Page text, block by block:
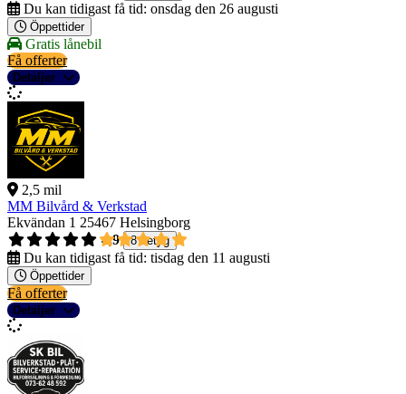
Du kan tidigast få tid: onsdag den 26 augusti
Öppettider
Gratis lånebil
Få offerter
Detaljer
2,5 mil
MM Bilvård & Verkstad
Ekvändan 1 25467 Helsingborg
4,9
8 betyg
Du kan tidigast få tid: tisdag den 11 augusti
Öppettider
Få offerter
Detaljer